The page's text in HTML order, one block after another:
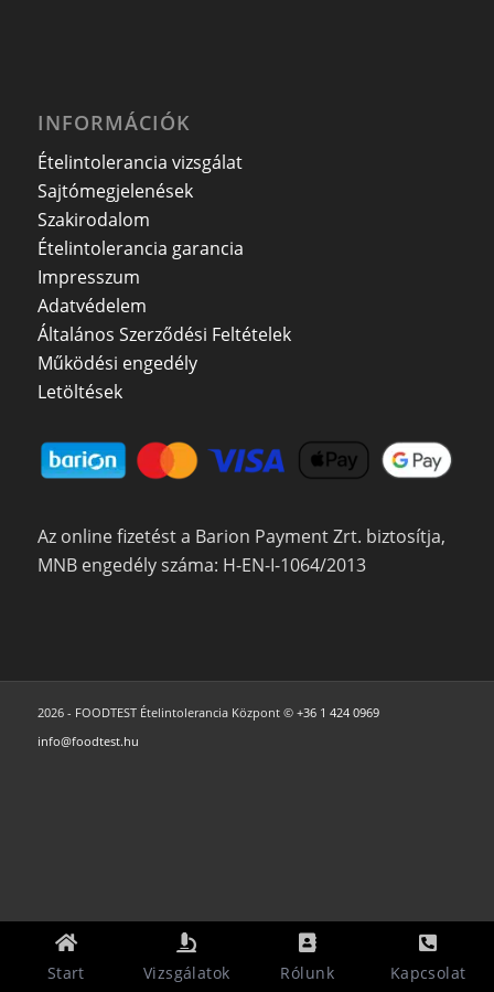
INFORMÁCIÓK
Ételintolerancia vizsgálat
Sajtómegjelenések
Szakirodalom
Ételintolerancia garancia
Impresszum
Adatvédelem
Általános Szerződési Feltételek
Működési engedély
Letöltések
Az online fizetést a Barion Payment Zrt. biztosítja,
MNB engedély száma: H-EN-I-1064/2013
2026 - FOODTEST Ételintolerancia Központ © +36 1 424 0969
info@foodtest.hu
Start Vizsgálatok Rólunk Kapcsolat